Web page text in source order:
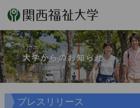
大学からのお知らせ
プレスリリース